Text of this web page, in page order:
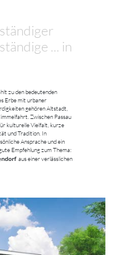
... in
zu den bedeutenden
Erbe mit urbaner
gehören Altstadt,
Zwischen Passau
kulturelle Vielfalt, kurze
und Tradition. In
Ansprache und ein
Empfehlung zum Thema:
aus einer verlässlichen